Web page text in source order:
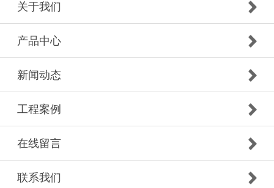
关于我们
产品中心
新闻动态
工程案例
在线留言
联系我们